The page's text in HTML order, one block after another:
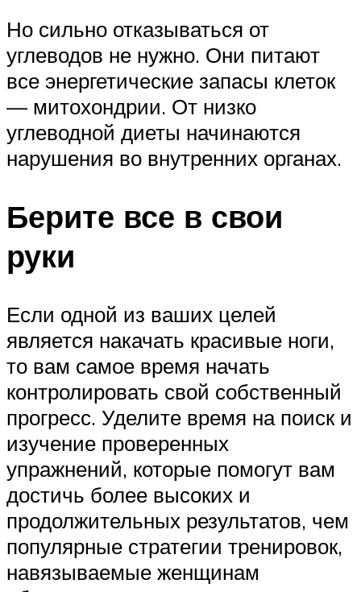
Но сильно отказываться от
углеводов не нужно. Они питают
все энергетические запасы клеток
— митохондрии. От низко
углеводной диеты начинаются
нарушения во внутренних органах.
Берите все в свои
руки
Если одной из ваших целей
является накачать красивые ноги,
то вам самое время начать
контролировать свой собственный
прогресс. Уделите время на поиск и
изучение проверенных
упражнений, которые помогут вам
достичь более высоких и
продолжительных результатов, чем
популярные стратегии тренировок,
навязываемые женщинам